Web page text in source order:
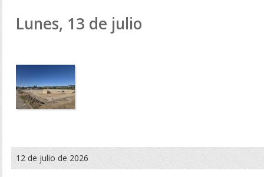
Lunes, 13 de julio
12 de julio de 2026